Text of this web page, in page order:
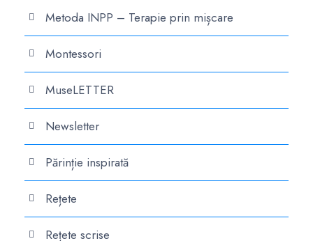
Metoda INPP – Terapie prin mișcare
Montessori
MuseLETTER
Newsletter
Părinție inspirată
Rețete
Rețete scrise